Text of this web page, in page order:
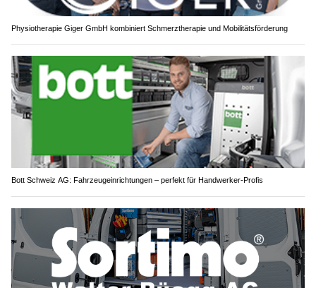
Physiotherapie Giger GmbH kombiniert Schmerztherapie und Mobilitätsförderung
Bott Schweiz AG: Fahrzeugeinrichtungen – perfekt für Handwerker-Profis